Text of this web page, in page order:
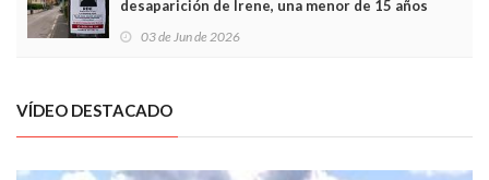
desaparición de Irene, una menor de 15 años
03 de Jun de 2026
VÍDEO DESTACADO